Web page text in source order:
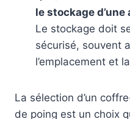
le stockage d’une
Le stockage doit
sécurisé, souvent
l’emplacement et
La sélection d’un
de poing est un choix